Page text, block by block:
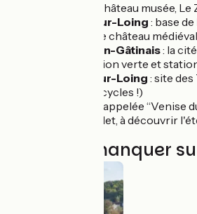
: château musée,
Souppes-sur-Loing : base
: le château
Ferrières-en-Gâtinais: la
(station verte et
Chalette-sur-Loing : site
pneus pour cycles !)
: appelée “Venise
Musée Girodet, à découvrir
À ne pas manquer